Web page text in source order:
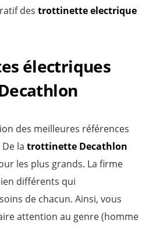
des trottinette electrique
électriques
des meilleures références
la trottinette Decathlon
les plus grands. La firme
différents qui
de chacun. Ainsi, vous
attention au genre (homme